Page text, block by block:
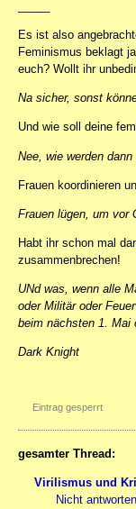
Es ist also
Feminismus beklagt
euch? Wollt ihr
Na sicher, sonst
Und wie soll deine
Nee, wie werden
Frauen koordinieren
Frauen lügen, um vor
Habt ihr schon mal
zusammenbrechen!
UNd was, wenn alle
oder Militär oder
beim nächsten 1. Mai
Dark Knight
Eintrag gesperrt
gesamter Thread:
Virilismus und
Nicht